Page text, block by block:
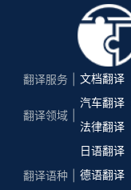
翻译服务 文档翻译
翻译领域
汽车翻译
法律翻译
翻译语种
日语翻译
德语翻译